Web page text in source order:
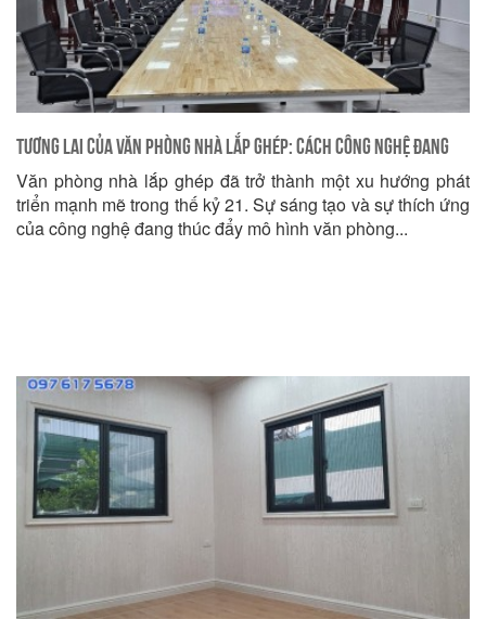
Tương lai của văn phòng nhà lắp ghép: Cách công nghệ đang
thay đổi cách chúng ta làm việc
Văn phòng nhà lắp ghép đã trở thành một xu hướng phát
triển mạnh mẽ trong thế kỷ 21. Sự sáng tạo và sự thích ứng
của công nghệ đang thúc đẩy mô hình văn phòng...